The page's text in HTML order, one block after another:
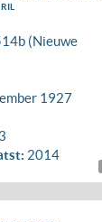
(Nieuwe
1927
2014